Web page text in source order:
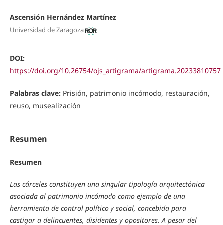
Ascensión Hernández Martínez
Universidad de Zaragoza
DOI:
https://doi.org/10.26754/ojs_artigrama/artigrama.20233810757
Palabras clave: Prisión, patrimonio incómodo, restauración,
reuso, musealización
Resumen
Resumen
Las cárceles constituyen una singular tipología arquitectónica
asociada al patrimonio incómodo como ejemplo de una
herramienta de control político y social, concebida para
castigar a delincuentes, disidentes y opositores. A pesar del